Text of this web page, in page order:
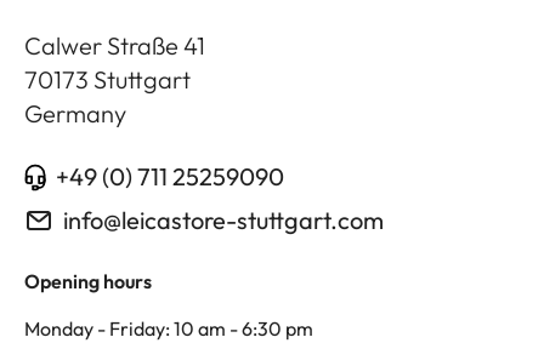
Calwer Straße 41
70173 Stuttgart
Germany
+49 (0) 711 25259090
info@leicastore-stuttgart.com
Opening hours
Monday - Friday: 10 am - 6:30 pm